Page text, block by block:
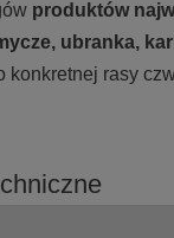
produktów
ubranka,
konkretnej rasy